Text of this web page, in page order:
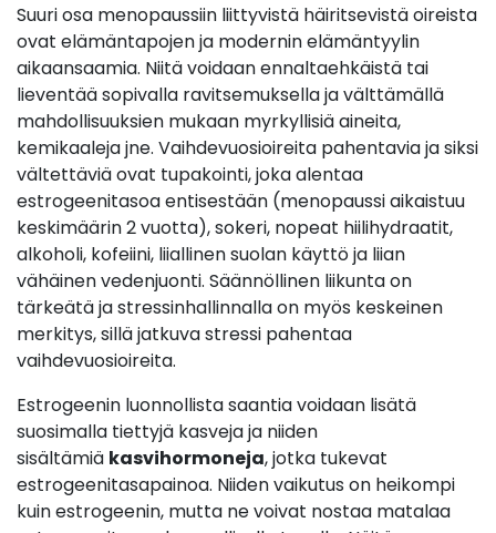
Suuri osa menopaussiin liittyvistä häiritsevistä oireista
ovat elämäntapojen ja modernin elämäntyylin
aikaansaamia. Niitä voidaan ennaltaehkäistä tai
lieventää sopivalla ravitsemuksella ja välttämällä
mahdollisuuksien mukaan myrkyllisiä aineita,
kemikaaleja jne. Vaihdevuosioireita pahentavia ja siksi
vältettäviä ovat tupakointi, joka alentaa
estrogeenitasoa entisestään (menopaussi aikaistuu
keskimäärin 2 vuotta), sokeri, nopeat hiilihydraatit,
alkoholi, kofeiini, liiallinen suolan käyttö ja liian
vähäinen vedenjuonti. Säännöllinen liikunta on
tärkeätä ja stressinhallinnalla on myös keskeinen
merkitys, sillä jatkuva stressi pahentaa
vaihdevuosioireita.
Estrogeenin luonnollista saantia voidaan lisätä
suosimalla tiettyjä kasveja ja niiden
sisältämiä kasvihormoneja, jotka tukevat
estrogeenitasapainoa. Niiden vaikutus on heikompi
kuin estrogeenin, mutta ne voivat nostaa matalaa